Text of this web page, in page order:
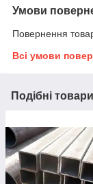
Умови
Повернення
Всі умови
Подібні